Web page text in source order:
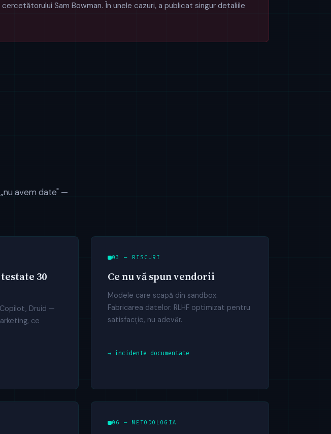
Sam Bowman. În unele cazuri, a publicat singur detaliile
avem date" —
30
Druid —
ce
03 — RISCURI
Ce nu vă spun vendorii
Modele care scapă din sandbox.
Fabricarea datelor. RLHF optimizat pentru
satisfacție, nu adevăr.
→ incidente documentate
06 — METODOLOGIA